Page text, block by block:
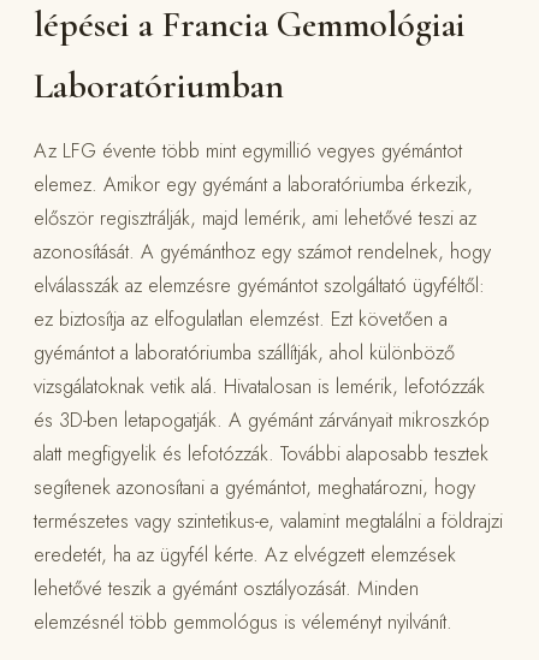
lépései a Francia Gemmológiai
Laboratóriumban
Az LFG évente több mint egymillió vegyes gyémántot
elemez. Amikor egy gyémánt a laboratóriumba érkezik,
először regisztrálják, majd lemérik, ami lehetővé teszi az
azonosítását. A gyémánthoz egy számot rendelnek, hogy
elválasszák az elemzésre gyémántot szolgáltató ügyféltől:
ez biztosítja az elfogulatlan elemzést. Ezt követően a
gyémántot a laboratóriumba szállítják, ahol különböző
vizsgálatoknak vetik alá. Hivatalosan is lemérik, lefotózzák
és 3D-ben letapogatják. A gyémánt zárványait mikroszkóp
alatt megfigyelik és lefotózzák. További alaposabb tesztek
segítenek azonosítani a gyémántot, meghatározni, hogy
természetes vagy szintetikus-e, valamint megtalálni a földrajzi
eredetét, ha az ügyfél kérte. Az elvégzett elemzések
lehetővé teszik a gyémánt osztályozását. Minden
elemzésnél több gemmológus is véleményt nyilvánít.